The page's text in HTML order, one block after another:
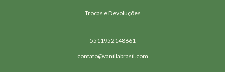
Trocas e Devoluções
5511952148661
contato@vanillabrasil.com